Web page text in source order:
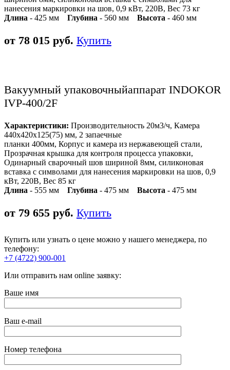
нанесения маркировки на шов, 0,9 кВт, 220В, Вес 73 кг
Длина - 425 мм Глубина - 560 мм Высота - 460 мм
от 78 015 руб. Купить
Вакуумный упаковочныйаппарат INDOKOR
IVP-400/2F
Характеристики: Производительность 20м3/ч, Камера
440х420х125(75) мм, 2 запаечные
планки 400мм, Корпус и камера из нержавеющей стали,
Прозрачная крышка для контроля процесса упаковки,
Одинарный сварочный шов шириной 8мм, силиконовая
вставка с символами для нанесения маркировки на шов, 0,9
кВт, 220В, Вес 85 кг
Длина - 555 мм Глубина - 475 мм Высота - 475 мм
от 79 655 руб. Купить
Купить или узнать о цене можно у нашего менеджера, по
телефону:
+7 (4722) 900-001
Или отправить нам online заявку:
Ваше имя
Ваш e-mail
Номер телефона